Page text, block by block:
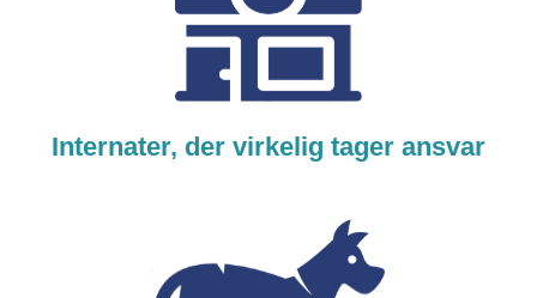
Internater, der virkelig tager ansvar